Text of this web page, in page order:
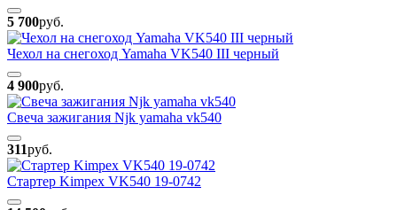
5 700руб.
Чехол на снегоход Yamaha VK540 III черный
4 900руб.
Свеча зажигания Njk yamaha vk540
311руб.
Стартер Kimpex VK540 19-0742